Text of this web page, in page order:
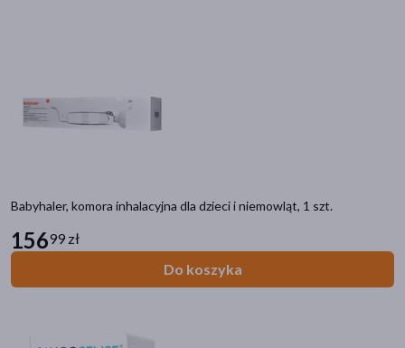
Babyhaler, komora inhalacyjna dla dzieci i niemowląt, 1 szt.
15699 zł
Do koszyka